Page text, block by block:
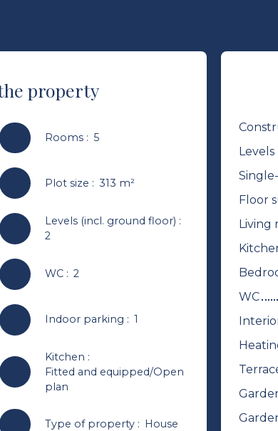
property
Rooms: 5
Plot size : 313 m²
Levels (incl. ground floor) :
2
WC: 2
Indoor parking : 1
Kitchen :
Fitted and equipped/Open
plan
Type of property: House
Floor
Living
WC